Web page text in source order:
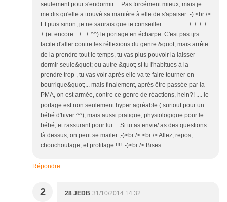
seulement pour s'endormir.... Pas forcément mieux, mais je
me dis qu'elle a trouvé sa manière à elle de s'apaiser :-) <br />
Et puis sinon, je ne saurais que te conseiller + + + + + + + + ++
+ (et encore ++++ ^^) le portage en écharpe. C'est pas tjrs
facile d'aller contre les réflexions du genre &quot; mais arrête
de la prendre tout le temps, tu vas plus pouvoir la laisser
dormir seule&quot; ou autre &quot; si tu l'habitues à la
prendre trop , tu vas voir après elle va te faire tourner en
bourrique&quot;... mais finalement, après être passée par la
PMA, on est armée, contre ce genre de réactions, hein?! .... le
portage est non seulement hyper agréable ( surtout pour un
bébé d'hiver ^^), mais aussi pratique, physiologique pour le
bébé, et rassurant pour lui.... Si tu as envie/ as des questions
là dessus, on peut se mailer ;-)<br /> <br /> Allez, repos,
chouchoutage, et profitage !!!! :-)<br /> Bises
Répondre
2 28 JEDB 31/10/2014 14:32